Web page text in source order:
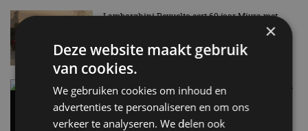
Lamborghini Revuelto eert 60 jaar Miura met
6 aug
Carbon fibre op je laadkabel: nergens voor nodig,
en precies daarom geweldig
5 aug
×
Deze website maakt gebruik
van cookies.
We gebruiken cookies om inhoud en
advertenties te personaliseren en om ons
verkeer te analyseren. We delen ook